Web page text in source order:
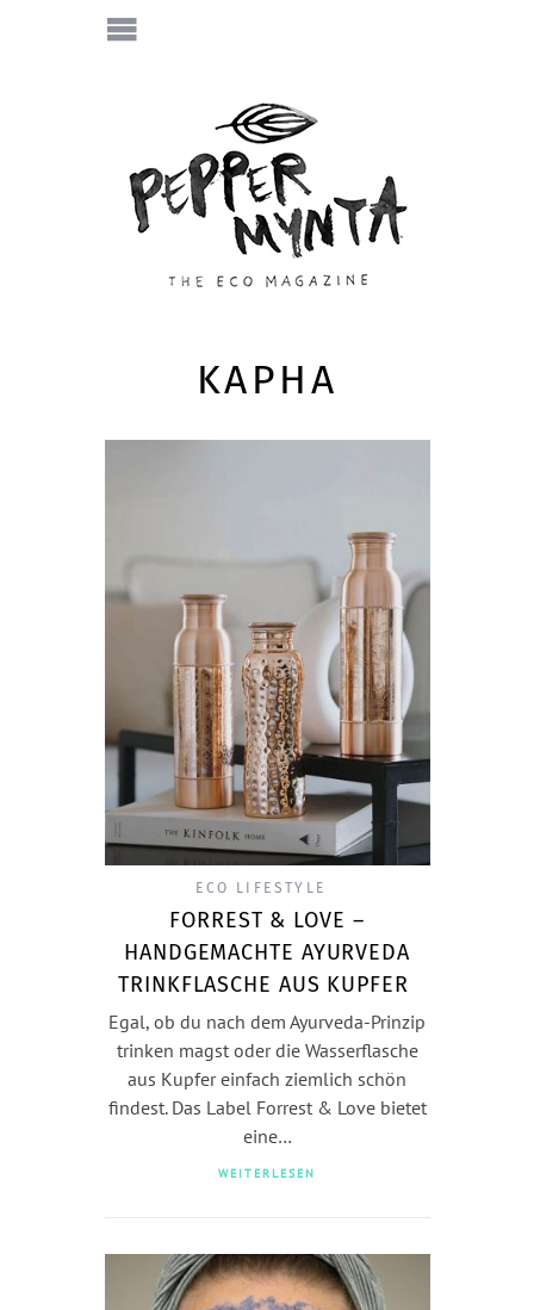
KAPHA
ECO LIFESTYLE
FORREST & LOVE –
HANDGEMACHTE AYURVEDA
TRINKFLASCHE AUS KUPFER
Egal, ob du nach dem Ayurveda-Prinzip
trinken magst oder die Wasserflasche
aus Kupfer einfach ziemlich schön
findest. Das Label Forrest & Love bietet
eine…
WEITERLESEN